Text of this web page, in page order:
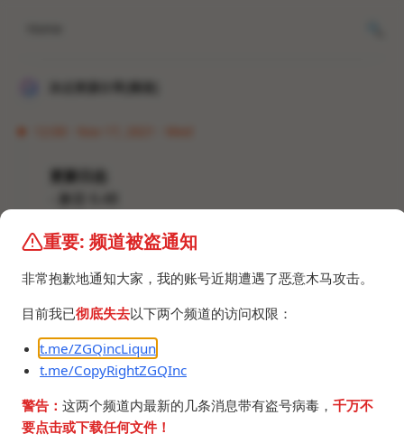
更新日志
BiliRoaming_1.5.1.apk
©2024 ZGQ Inc.All rights reserved.
重要: 频道被盗通知
非常抱歉地通知大家，我的账号近期遭遇了恶意木马攻击。
目前我已彻底失去以下两个频道的访问权限：
t.me/ZGQincLiqun
t.me/CopyRightZGQInc
警告： 这两个频道内最新的几条消息带有盗号病毒， 千万不
要点击或下载任何文件！